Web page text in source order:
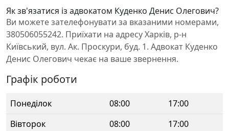
Як зв'язатися із адвокатом Куденко Денис Олегович?
Ви можете зателефонувати за вказаними номерами,
380506055242. Приїхати на адресу Харків, р-н
Київський, вул. Ак. Проскури, буд. 1. Адвокат Куденко
Денис Олегович чекає на ваше звернення.
Графік роботи
Понеділок 08:00
17:00
Вівторок
08:00
17:00